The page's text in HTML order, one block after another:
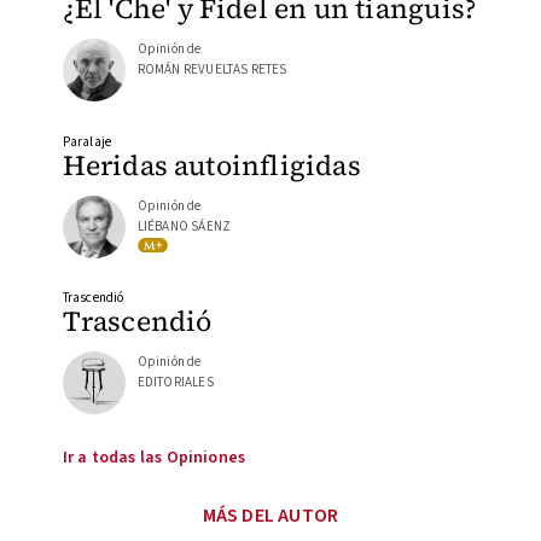
¿El 'Che' y Fidel en un tianguis?
Opinión de
ROMÁN REVUELTAS RETES
Heridas autoinfligidas
Paralaje
Opinión de
LIÉBANO SÁENZ
Trascendió
Trascendió
Opinión de
EDITORIALES
Ir a todas las Opiniones
MÁS DEL AUTOR